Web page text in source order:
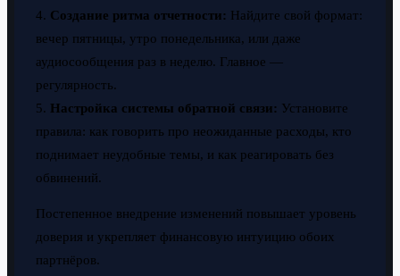
4. Создание ритма отчетности: Найдите свой формат:
вечер пятницы, утро понедельника, или даже
аудиосообщения раз в неделю. Главное —
регулярность.
5. Настройка системы обратной связи: Установите
правила: как говорить про неожиданные расходы, кто
поднимает неудобные темы, и как реагировать без
обвинений.
Постепенное внедрение изменений повышает уровень
доверия и укрепляет финансовую интуицию обоих
партнёров.